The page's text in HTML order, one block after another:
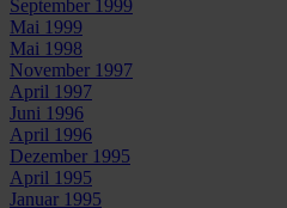
September 1999
Mai 1999
Mai 1998
November 1997
April 1997
Juni 1996
April 1996
Dezember 1995
April 1995
Januar 1995